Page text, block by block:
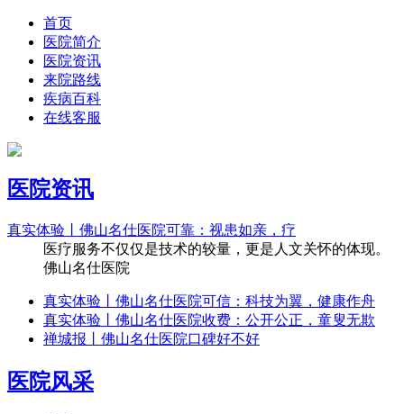
首页
医院简介
医院资讯
来院路线
疾病百科
在线客服
医院资讯
真实体验丨佛山名仕医院可靠：视患如亲，疗
医疗服务不仅仅是技术的较量，更是人文关怀的体现。
佛山名仕医院
真实体验丨佛山名仕医院可信：科技为翼，健康作舟
真实体验丨佛山名仕医院收费：公开公正，童叟无欺
禅城报丨佛山名仕医院口碑好不好
医院风采